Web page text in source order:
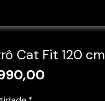
Cat Fit 120 cm